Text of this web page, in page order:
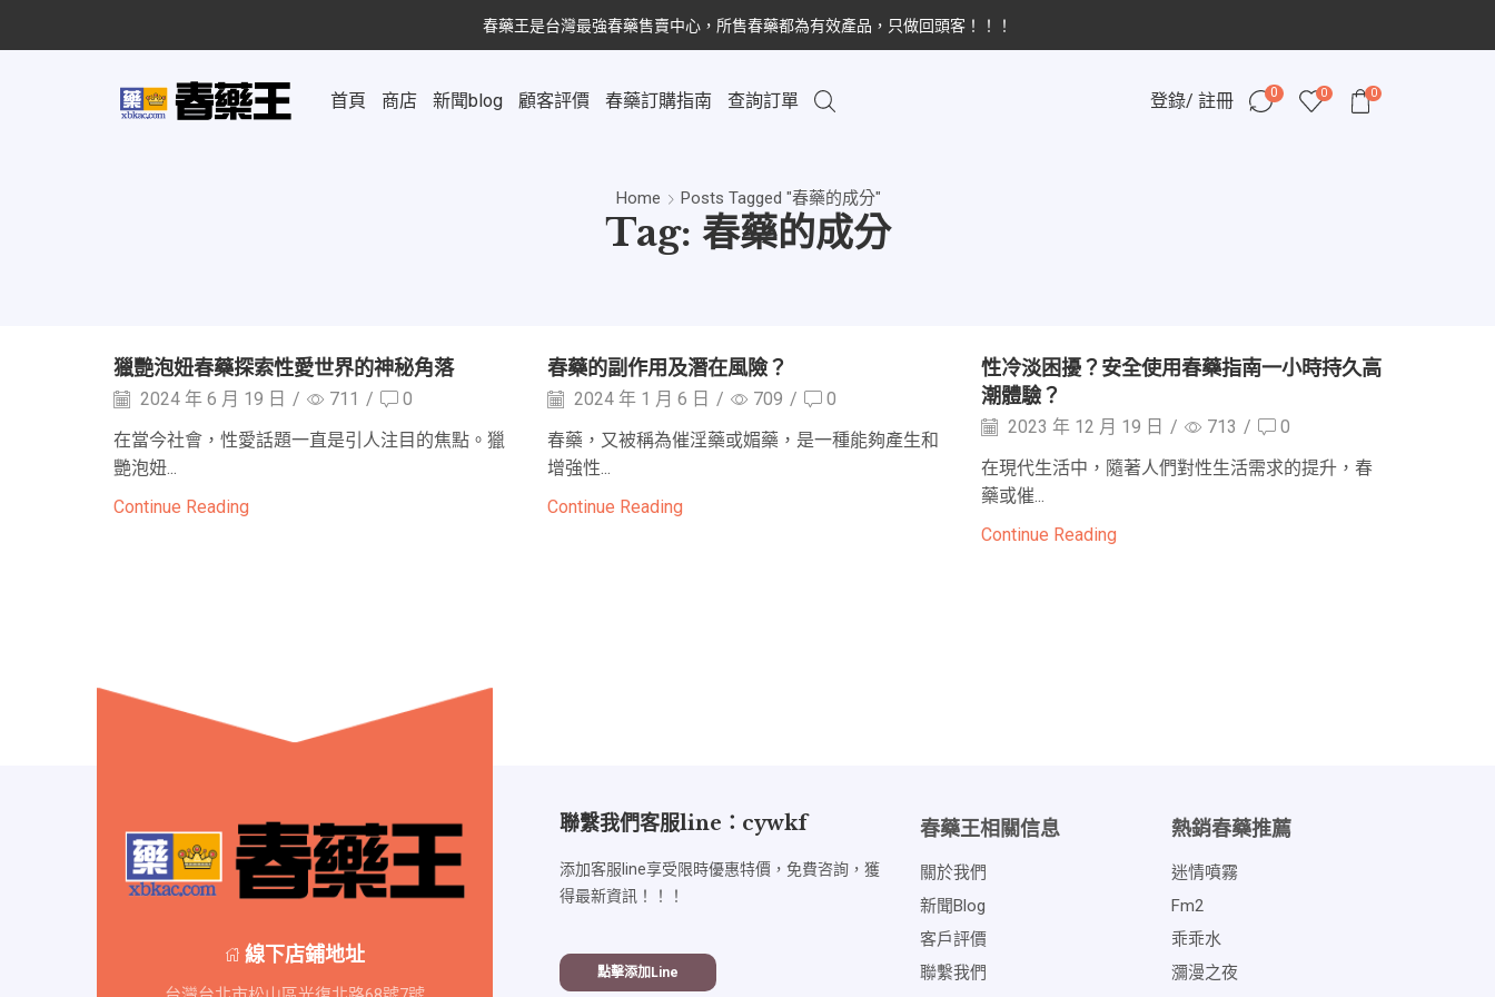
春藥王是台灣最強春藥售賣中心，所售春藥都為有效產品，只做回頭客！！！
首頁 商店 新聞blog 顧客評價 春藥訂購指南 查詢訂單 登錄/ 註冊 0 0 0
Home Posts Tagged "春藥的成分"
Tag: 春藥的成分
獵艷泡妞春藥探索性愛世界的神秘角落
2024 年 6 月 19 日 / 711 /
0
在當今社會，性愛話題一直是引人注目的焦點。獵
艷泡妞...
Continue Reading
春藥的副作用及潛在風險？
2024 年 1 月 6 日 / 709 /
0
春藥，又被稱為催淫藥或媚藥，是一種能夠產生和
增強性...
Continue Reading
性冷淡困擾？安全使用春藥指南一小時持久高
潮體驗？
2023 年 12 月 19 日 / 713 /
0
在現代生活中，隨著人們對性生活需求的提升，春
藥或催...
Continue Reading
線下店鋪地址
聯繫我們客服line：cywkf
添加客服line享受限時優惠特價，免費咨詢，獲
得最新資訊！！！
點擊添加line
春藥王相關信息
關於我們
新聞blog
客戶評價
聯繫我們
熱銷春藥推薦
迷情噴霧
Fm2
乖乖水
瀰漫之夜